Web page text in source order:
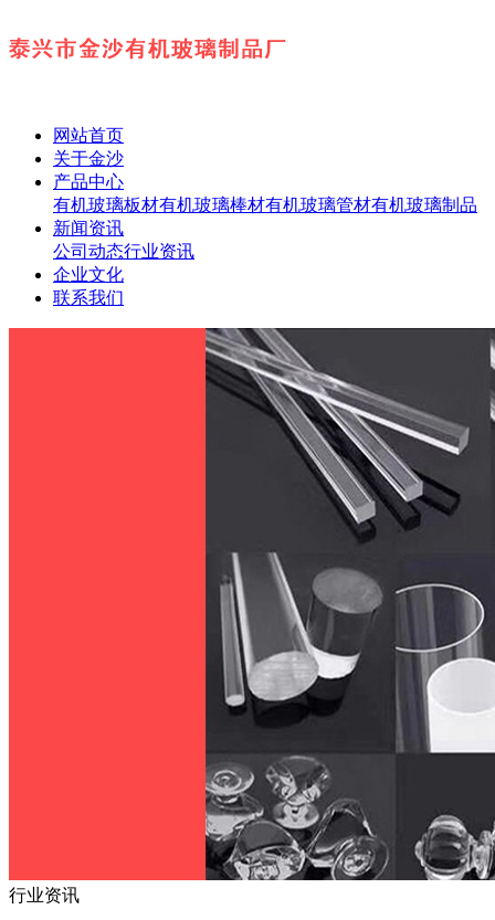
网站首页
关于金沙
产品中心
有机玻璃板材有机玻璃棒材有机玻璃管材有机玻璃制品
新闻资讯
公司动态行业资讯
企业文化
联系我们
行业资讯